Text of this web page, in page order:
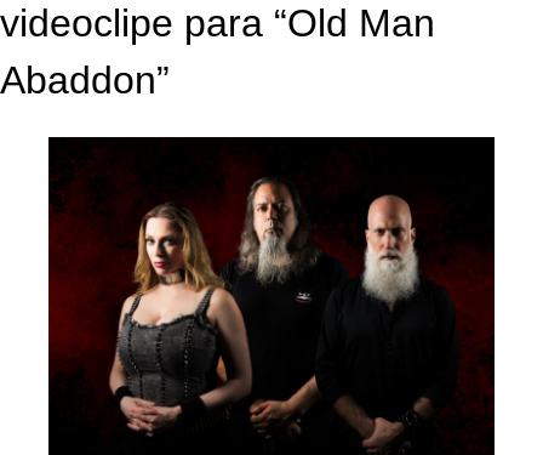
videoclipe para “Old Man
Abaddon”